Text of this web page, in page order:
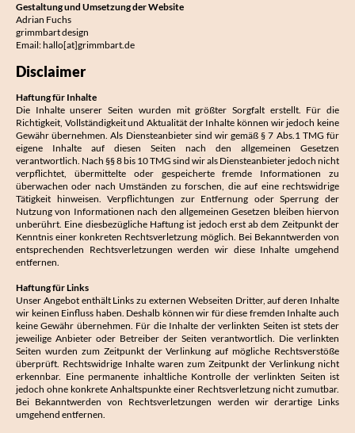
Gestaltung und Umsetzung der Website
Adrian Fuchs
grimmbart design
Email:hallo[at]grimmbart.de
Disclaimer
Haftung für Inhalte
Die Inhalte unserer Seiten wurden mit größter Sorgfalt erstellt. Für die
Richtigkeit, Vollständigkeit und Aktualität der Inhalte können wir jedoch keine
Gewähr übernehmen. Als Diensteanbieter sind wir gemäß § 7 Abs.1 TMG für
eigene Inhalte auf diesen Seiten nach den allgemeinen Gesetzen
verantwortlich. Nach §§ 8 bis 10 TMG sind wir als Diensteanbieter jedoch nicht
verpflichtet, übermittelte oder gespeicherte fremde Informationen zu
überwachen oder nach Umständen zu forschen, die auf eine rechtswidrige
Tätigkeit hinweisen. Verpflichtungen zur Entfernung oder Sperrung der
Nutzung von Informationen nach den allgemeinen Gesetzen bleiben hiervon
unberührt. Eine diesbezügliche Haftung ist jedoch erst ab dem Zeitpunkt der
Kenntnis einer konkreten Rechtsverletzung möglich. Bei Bekanntwerden von
entsprechenden Rechtsverletzungen werden wir diese Inhalte umgehend
entfernen.
Haftung für Links
Unser Angebot enthält Links zu externen Webseiten Dritter, auf deren Inhalte
wir keinen Einfluss haben. Deshalb können wir für diese fremden Inhalte auch
keine Gewähr übernehmen. Für die Inhalte der verlinkten Seiten ist stets der
jeweilige Anbieter oder Betreiber der Seiten verantwortlich. Die verlinkten
Seiten wurden zum Zeitpunkt der Verlinkung auf mögliche Rechtsverstöße
überprüft. Rechtswidrige Inhalte waren zum Zeitpunkt der Verlinkung nicht
erkennbar. Eine permanente inhaltliche Kontrolle der verlinkten Seiten ist
jedoch ohne konkrete Anhaltspunkte einer Rechtsverletzung nicht zumutbar.
Bei Bekanntwerden von Rechtsverletzungen werden wir derartige Links
umgehend entfernen.